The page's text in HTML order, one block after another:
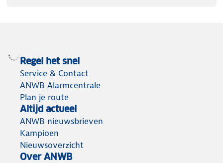
Regel het snel
Service & Contact
ANWB Alarmcentrale
Plan je route
Altijd actueel
ANWB nieuwsbrieven
Kampioen
Nieuwsoverzicht
Over ANWB